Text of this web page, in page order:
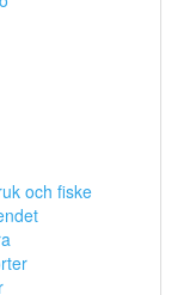
och fiske